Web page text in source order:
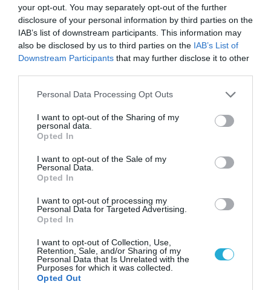
your opt-out. You may separately opt-out of the further
disclosure of your personal information by third parties on the
IAB’s list of downstream participants. This information may
also be disclosed by us to third parties on the IAB’s List of
Downstream Participants that may further disclose it to other
Please note that this website/app uses one or more Google
not limited to your visit or usage behaviour. You may click to
grant or deny consent to Google and its third-party tags to
use your data for below specified purposes in below Google
consent section.
Personal Data Processing Opt Outs
I want to opt-out of the Sharing of my
personal data.
Opted In
I want to opt-out of the Sale of my
Personal Data.
Opted In
I want to opt-out of processing my
Personal Data for Targeted Advertising.
Opted In
I want to opt-out of Collection, Use,
Retention, Sale, and/or Sharing of my
Personal Data that Is Unrelated with the
Purposes for which it was collected.
Opted Out
Βίντεο: Ρωσική βόμβα FAB-3000 «εξαφανίζει
από τον χάρτη» σημείο διέλευσης των
ουκρανικών δυνάμεων στην Ζαπορίζια